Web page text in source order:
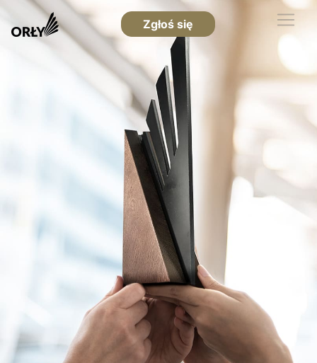
Zgłoś się